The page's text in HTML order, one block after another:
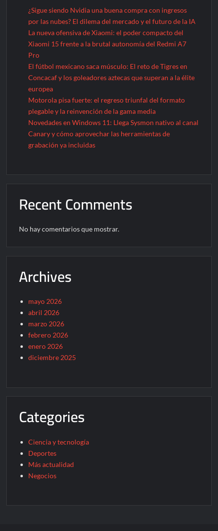
¿Sigue siendo Nvidia una buena compra con ingresos
por las nubes? El dilema del mercado y el futuro de la IA
La nueva ofensiva de Xiaomi: el poder compacto del
Xiaomi 15 frente a la brutal autonomía del Redmi A7
Pro
El fútbol mexicano saca músculo: El reto de Tigres en
Concacaf y los goleadores aztecas que superan a la élite
europea
Motorola pisa fuerte: el regreso triunfal del formato
plegable y la reinvención de la gama media
Novedades en Windows 11: Llega Sysmon nativo al canal
Canary y cómo aprovechar las herramientas de
grabación ya incluidas
Recent Comments
No hay comentarios que mostrar.
Archives
mayo 2026
abril 2026
marzo 2026
febrero 2026
enero 2026
diciembre 2025
Categories
Ciencia y tecnología
Deportes
Más actualidad
Negocios